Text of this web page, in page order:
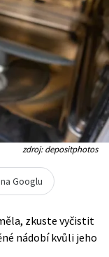
zdroj: depositphotos
Googlu
zkuste vyčistit
nádobí kvůli jeho